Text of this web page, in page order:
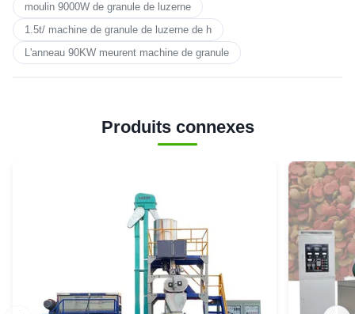
moulin 9000W de granule de luzerne
1.5t/ machine de granule de luzerne de h
L'anneau 90KW meurent machine de granule
Produits connexes